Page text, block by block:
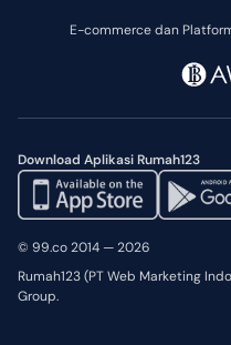
E-commerce dan
Download Aplikasi Rumah123
© 99.co 2014 — 2026
Rumah123 (PT Web Marketing
Group.